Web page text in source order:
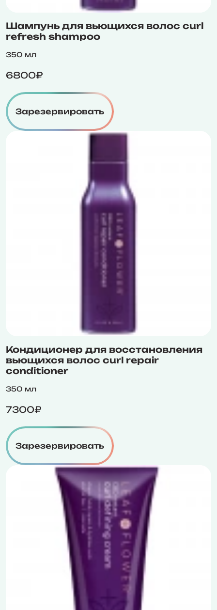
Шампунь для вьющихся волос curl
refresh shampoo
350 мл
6800₽
Зарезервировать
Кондиционер для восстановления
вьющихся волос curl repair
conditioner
350 мл
7300₽
Зарезервировать